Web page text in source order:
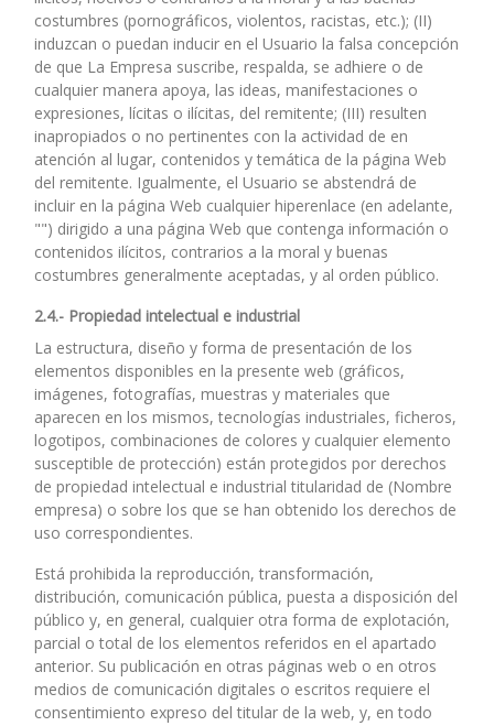
costumbres (pornográficos, violentos, racistas, etc.); (II)
induzcan o puedan inducir en el Usuario la falsa concepción
de que La Empresa suscribe, respalda, se adhiere o de
cualquier manera apoya, las ideas, manifestaciones o
expresiones, lícitas o ilícitas, del remitente; (III) resulten
inapropiados o no pertinentes con la actividad de en
atención al lugar, contenidos y temática de la página Web
del remitente. Igualmente, el Usuario se abstendrá de
incluir en la página Web cualquier hiperenlace (en adelante,
"") dirigido a una página Web que contenga información o
contenidos ilícitos, contrarios a la moral y buenas
costumbres generalmente aceptadas, y al orden público.
2.4.- Propiedad intelectual e industrial
La estructura, diseño y forma de presentación de los
elementos disponibles en la presente web (gráficos,
imágenes, fotografías, muestras y materiales que
aparecen en los mismos, tecnologías industriales, ficheros,
logotipos, combinaciones de colores y cualquier elemento
susceptible de protección) están protegidos por derechos
de propiedad intelectual e industrial titularidad de (Nombre
empresa) o sobre los que se han obtenido los derechos de
uso correspondientes.
Está prohibida la reproducción, transformación,
distribución, comunicación pública, puesta a disposición del
público y, en general, cualquier otra forma de explotación,
parcial o total de los elementos referidos en el apartado
anterior. Su publicación en otras páginas web o en otros
medios de comunicación digitales o escritos requiere el
consentimiento expreso del titular de la web, y, en todo